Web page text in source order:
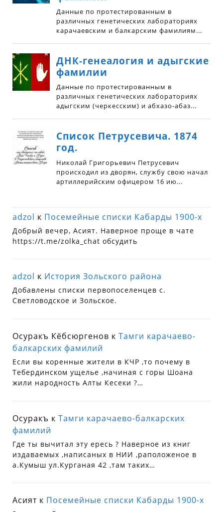
adzol к Посемейные списки Кабарды 1900-х
Добрый вечер, Асият. Наверное проще в чате
https://t.me/zolka_chat обсудить
adzol к История Зольского района
Добавлены списки первопоселенцев с.
Светловодское и Зольское.
Осуракъ Кёбсюргенов кТамги карачаево-
балкарских фамилий
Если вы коренные жители в КЧР ,то почему в
Тебердинском ущелье ,начиная с горы Шоана
жили народность Алты Кесеки ?…
Осуракъ кТамги карачаево-балкарских
фамилий
Где ты вычитал эту ересь ? Наверное из книг
издаваемых ,написаных в НИИ ,раположеное в
а.Кумыш ул.Курганая 42 ,там таких…
Асият к Посемейные списки Кабарды 1900-х